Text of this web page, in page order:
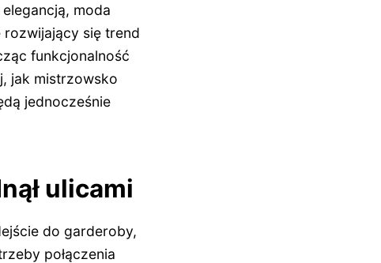
moda
rozwijający się trend
funkcjonalność
jak mistrzowsko
jednocześnie
ulicami
do garderoby,
połączenia